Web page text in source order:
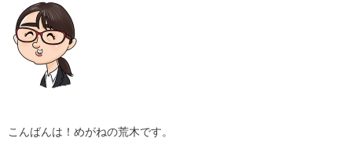
ブログ
採用
こんばんは！めがねの荒木です。